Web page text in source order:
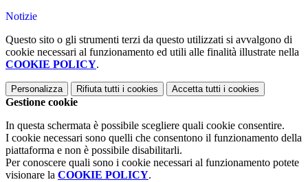
Notizie
Questo sito o gli strumenti terzi da questo utilizzati si avvalgono di
cookie necessari al funzionamento ed utili alle finalità illustrate nella
COOKIE POLICY.
Personalizza Rifiuta tutti i cookies Accetta tutti i cookies
Gestione cookie
In questa schermata è possibile scegliere quali cookie consentire.
I cookie necessari sono quelli che consentono il funzionamento della
piattaforma e non è possibile disabilitarli.
Per conoscere quali sono i cookie necessari al funzionamento potete
visionare la COOKIE POLICY.